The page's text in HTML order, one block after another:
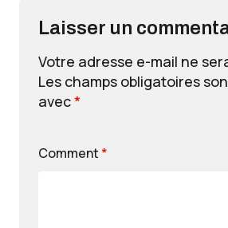
Laisser un
Votre adresse e-mail ne
Les champs obligatoires
avec*
Comment *